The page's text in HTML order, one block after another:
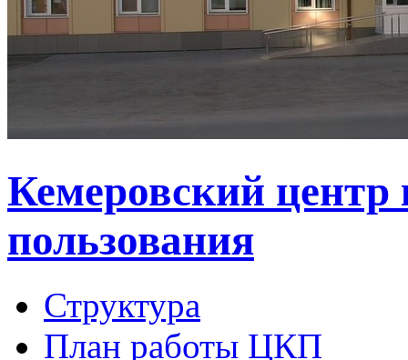
Кемеровский центр
пользования
Структура
План работы ЦКП